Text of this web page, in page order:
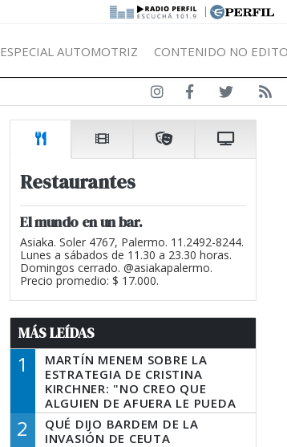
|
ESPECIAL AUTOMOTRIZ CONTENIDO NO
Restaurantes
El mundo en un bar.
Asiaka. Soler 4767, Palermo. 11.2492-8244.
Lunes a sábados de 11.30 a 23.30 horas.
Domingos cerrado. @asiakapalermo.
Precio promedio: $ 17.000.
MÁS LEÍDAS
1
MARTÍN MENEM SOBRE LA
ESTRATEGIA DE CRISTINA
KIRCHNER: "NO CREO QUE
ALGUIEN DE AFUERA LE PUEDA
DECIR A LA JUSTICIA LO QUE
TIENE QUE HACER"
2
QUÉ DIJO BARDEM DE LA
INVASIÓN DE CEUTA